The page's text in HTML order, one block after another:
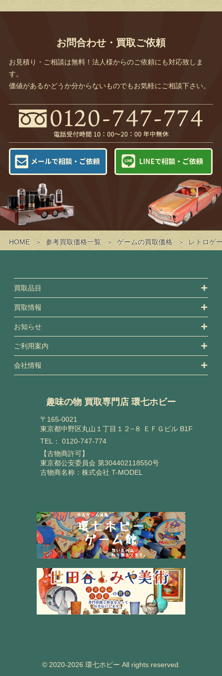
HOME 参考買取価格一覧 ゲームの買取価格 レトロゲ
お問合わせ・買取ご依頼
お見積り・ご相談は無料！法人様からのご依頼にも対応致しま
す。
価値があるかどうか分からないものでもお気軽にご相談下さい。
買取品目
買取情報
お知らせ
ご利用案内
会社情報
趣味の物 買取専門店 環七ホビー
〒165-0021
東京都中野区丸山１丁目１２−８ ＥＦＧビル B1F
TEL： 0120-747-774
【古物商許可】
東京都公安委員会 第304402118550号
古物商名称：株式会社 T-MODEL
© 2020-2026 環七ホビー All rights reserved.